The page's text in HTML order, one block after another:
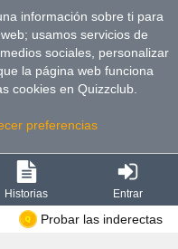
información sobre ti para
usamos servicios de
sociales, personalizar
la página web funciona
cookies en Quizzclub.
preferencias
Historias Entrar
Probar las inderectas